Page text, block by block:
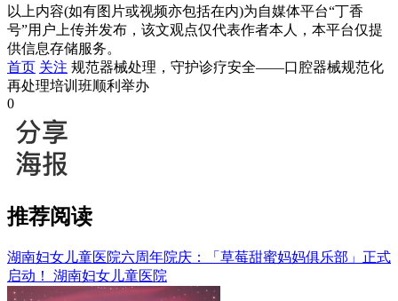
以上内容(如有图片或视频亦包括在内)为自媒体平台“丁香
号”用户上传并发布，该文观点仅代表作者本人，本平台仅提
供信息存储服务。
首页 关注 规范器械处理，守护诊疗安全——口腔器械规范化
再处理培训班顺利举办
0
推荐阅读
湖南妇女儿童医院六周年院庆：「草莓甜蜜妈妈俱乐部」正式
启动！ 湖南妇女儿童医院